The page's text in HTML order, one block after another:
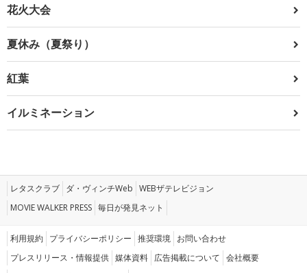
花火大会
夏休み（夏祭り）
紅葉
イルミネーション
レタスクラブ ダ・ヴィンチWeb WEBザテレビジョン
MOVIE WALKER PRESS 毎日が発見ネット
利用規約 プライバシーポリシー 推奨環境 お問い合わせ
プレスリリース・情報提供 媒体資料 広告掲載について 会社概要